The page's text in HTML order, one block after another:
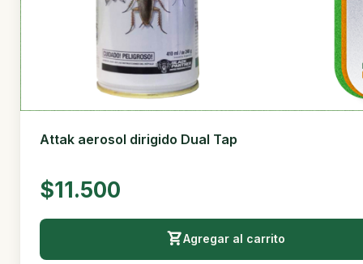
Attak aerosol dirigido Dual Tap
$11.500
Agregar al carrito